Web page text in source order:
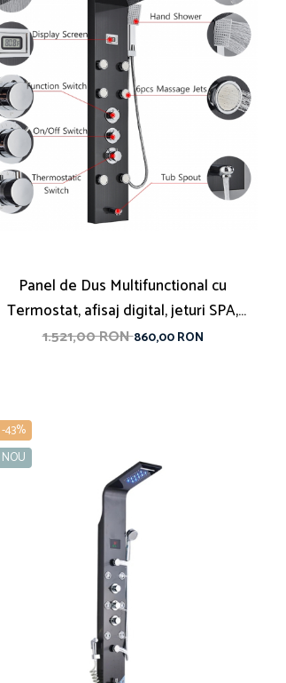
Panel de Dus Multifunctional cu
Termostat, afisaj digital, jeturi SPA,
baterie cu efect de ploaie, sistem de
1.521,00 RON860,00 RON
-43%
NOU